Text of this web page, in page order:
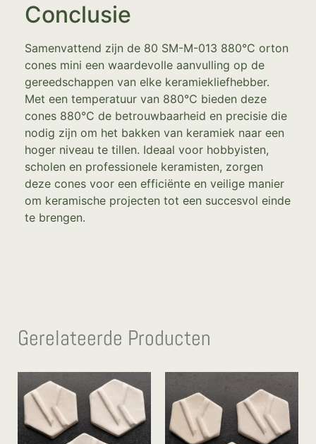
Conclusie
Samenvattend zijn de 80 SM-M-013 880°C orton
cones mini een waardevolle aanvulling op de
gereedschappen van elke keramiekliefhebber.
Met een temperatuur van 880°C bieden deze
cones 880°C de betrouwbaarheid en precisie die
nodig zijn om het bakken van keramiek naar een
hoger niveau te tillen. Ideaal voor hobbyisten,
scholen en professionele keramisten, zorgen
deze cones voor een efficiënte en veilige manier
om keramische projecten tot een succesvol einde
te brengen.
Gerelateerde Producten